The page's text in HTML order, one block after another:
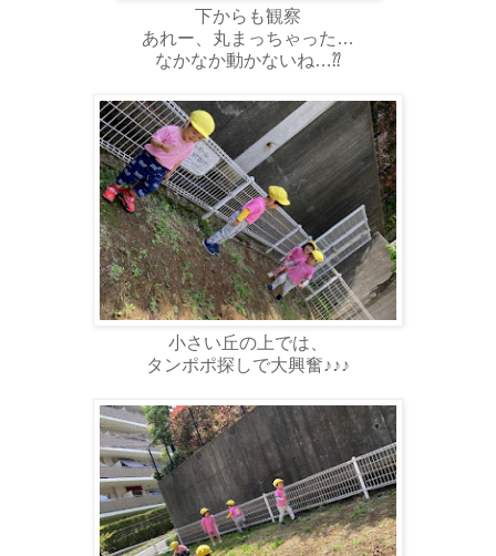
下からも観察
あれー、丸まっちゃった…
なかなか動かないね…⁇
小さい丘の上では、
タンポポ探しで大興奮♪♪♪